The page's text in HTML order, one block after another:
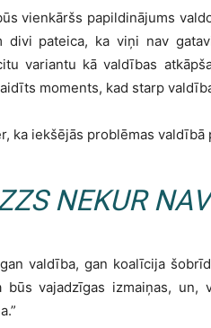
vienkāršs papildinājums
divi pateica, ka viņi nav
variantu kā valdības
moments, kad starp
ka iekšējās problēmas valdībā
NEKUR
valdība, gan koalīcija
vajadzīgas izmaiņas, un,